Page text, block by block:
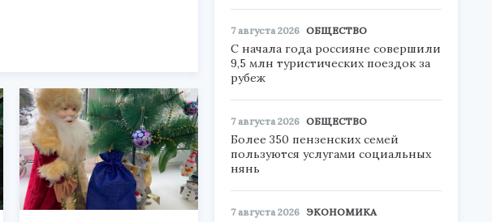
7 августа 2026 ОБЩЕСТВО
С начала года россияне совершили
9,5 млн туристических поездок за
рубеж
7 августа 2026 ОБЩЕСТВО
Более 350 пензенских семей
пользуются услугами социальных
нянь
7 августа 2026 ЭКОНОМИКА